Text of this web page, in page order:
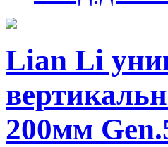
Lian Li
200мм